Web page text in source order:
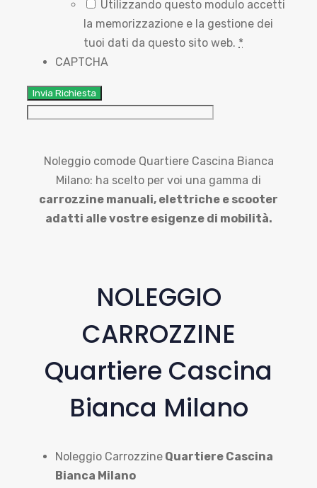
Utilizzando questo modulo accetti
la memorizzazione e la gestione dei
tuoi dati da questo sito web. *
CAPTCHA
Noleggio comode Quartiere Cascina Bianca
Milano: ha scelto per voi una gamma di
carrozzine manuali, elettriche e scooter
adatti alle vostre esigenze di mobilità.
NOLEGGIO
CARROZZINE
Quartiere Cascina
Bianca Milano
Noleggio Carrozzine Quartiere Cascina
Bianca Milano